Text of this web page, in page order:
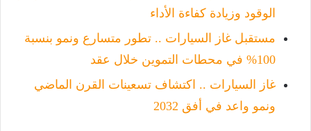
الوقود وزيادة كفاءة الأداء
مستقبل غاز السيارات .. تطور متسارع ونمو بنسبة
100% في محطات التموين خلال عقد
غاز السيارات .. اكتشاف تسعينات القرن الماضي
ونمو واعد في أفق 2032